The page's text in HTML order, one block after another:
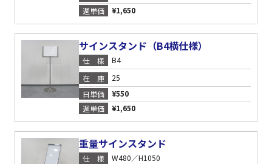
週単価
¥1,650
サインスタンド（B4横仕様）
仕様
B4
在庫
25
日単価
¥550
週単価
¥1,650
重量サインスタンド
仕様
W480／H1050